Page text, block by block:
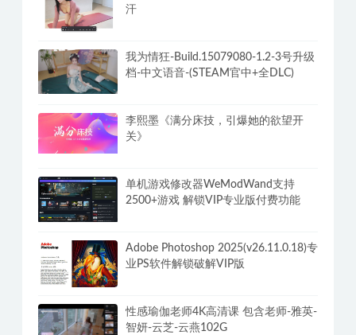
汗
我为情狂-Build.15079080-1.2-3号升级
档-中文语音-(STEAM官中+全DLC)
李熙墨《满分床技，引爆她的欲望开
关》
单机游戏修改器WeModWand支持
2500+游戏 解锁VIP专业版付费功能
Adobe Photoshop 2025(v26.11.0.18)专
业PS软件解锁破解VIP版
性感瑜伽老师4K高清课 包含老师-雅英-
智妍-云芝-云燕102G